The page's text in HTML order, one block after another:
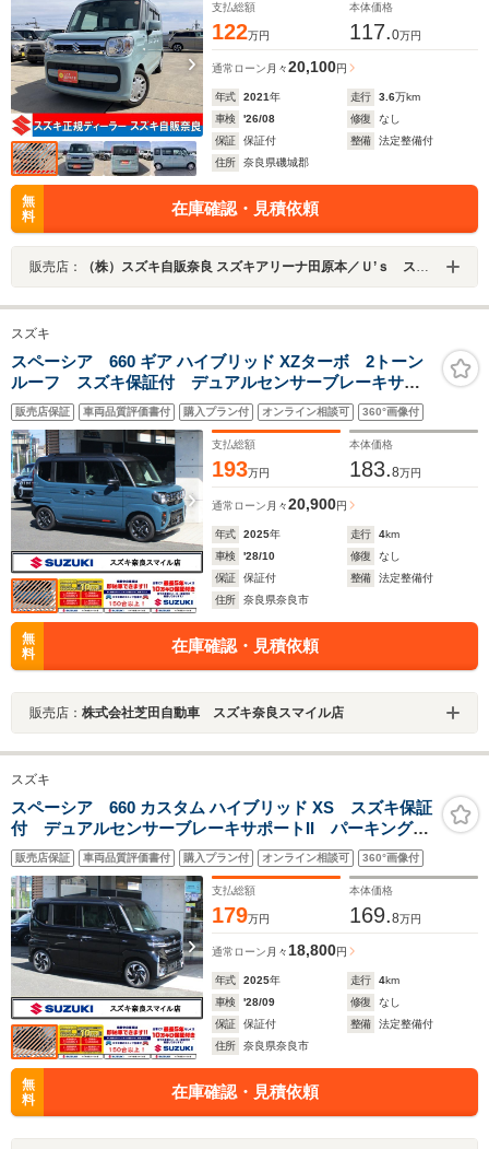
支払総額
122万円
本体価格
117.0万円
通常ローン 月々20,100円
年式 2021年 走行 3.6万km
車検
'26/08 修復
なし
保証
保証付 整備
法定整備付
住所
奈良県磯城郡
無
料
在庫確認・見積依頼
販売店： （株）スズキ自販奈良 スズキアリーナ田原本／Ｕ’ｓ ステーション田原本
スズキ
スペーシア 660 ギア ハイブリッド XZターボ 2トーン
ルーフ スズキ保証付 デュアルセンサーブレーキサポ
ートII パーキングセンサー ヘッドアップディスプレ
イ アダプティブクルーズコントロール LEDヘッドラ
ンプ 電動パーキングブレーキ
販売店保証 車両品質評価書付 購入プラン付 オンライン相談可 360°画像付
支払総額
193万円
本体価格
183.8万円
通常ローン 月々20,900円
年式 2025年 走行 4km
車検
'28/10 修復
なし
保証
保証付 整備
法定整備付
住所
奈良県奈良市
無
料
在庫確認・見積依頼
販売店： 株式会社芝田自動車 スズキ奈良スマイル店
スズキ
スペーシア 660 カスタム ハイブリッド XS スズキ保証
付 デュアルセンサーブレーキサポートII パーキングセ
ンサー ヘッドアップディスプレイ アダプティブクル
ーズコントロール フルLEDヘッドランプ 電動パーキ
ングブレーキ 両側パワースライドドア
販売店保証 車両品質評価書付 購入プラン付 オンライン相談可 360°画像付
支払総額
179万円
本体価格
169.8万円
通常ローン 月々 18,800円
年式 2025年 走行 4km
車検
'28/09 修復
なし
保証
保証付 整備
法定整備付
住所
奈良県奈良市
無
料
在庫確認・見積依頼